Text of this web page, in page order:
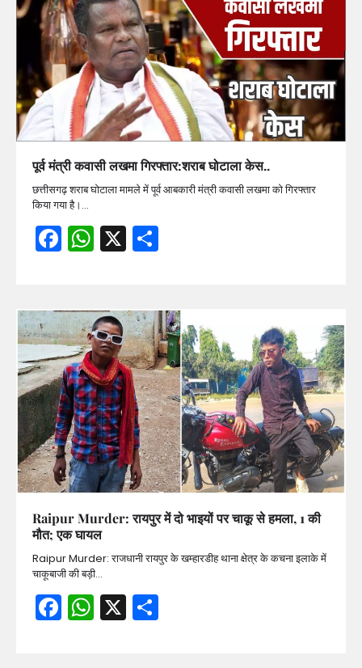
पूर्व मंत्री कवासी लखमा गिरफ्तार:शराब घोटाला केस..
छत्तीसगढ़ शराब घोटाला मामले में पूर्व आबकारी मंत्री कवासी लखमा को गिरफ्तार
किया गया है।…
Facebook
WhatsApp
X
Raipur Murder: रायपुर में दो भाइयों पर चाकू से हमला, 1 की
मौत; एक घायल
Raipur Murder: राजधानी रायपुर के खम्हारडीह थाना क्षेत्र के कचना इलाके में
चाकूबाजी की बड़ी…
Facebook
WhatsApp
X